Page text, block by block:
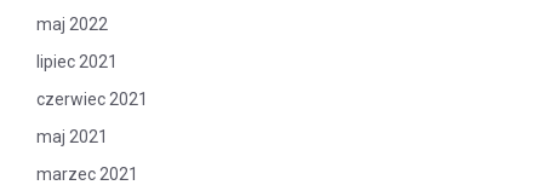
maj 2022
lipiec 2021
czerwiec 2021
maj 2021
marzec 2021